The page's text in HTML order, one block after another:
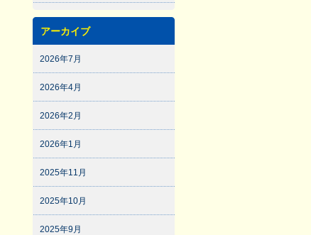
アーカイブ
2026年7月
2026年4月
2026年2月
2026年1月
2025年11月
2025年10月
2025年9月